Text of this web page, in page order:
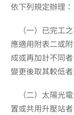
依下列規定辦理：
（一） 已完工
應適用附表二或
成或再加計不同
變更後取其較低者
（二） 太陽光
置或共用升壓站